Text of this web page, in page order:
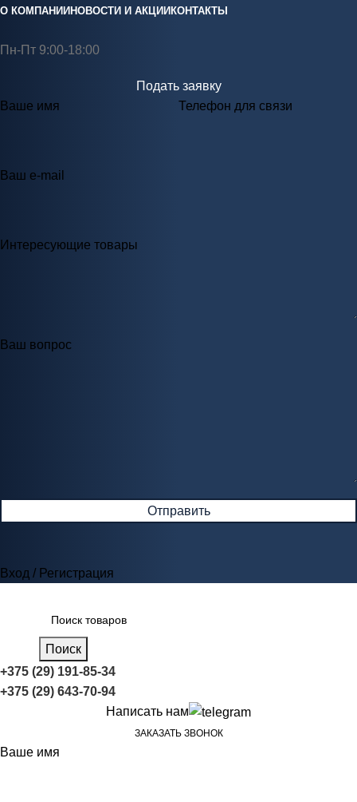
О КОМПАНИИ НОВОСТИ И АКЦИИ КОНТАКТЫ
Пн-Пт 9:00-18:00
Подать заявку
Ваше имя
Телефон для связи
Ваш e-mail
Интересующие товары
Ваш вопрос
Вход / Регистрация
Поиск
+375 (29) 191-85-34
+375 (29) 643-70-94
Написать нам
ЗАКАЗАТЬ ЗВОНОК
Ваше имя